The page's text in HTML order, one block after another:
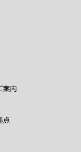
案内
点